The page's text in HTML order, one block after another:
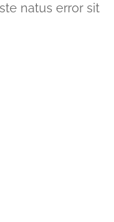
natus error sit